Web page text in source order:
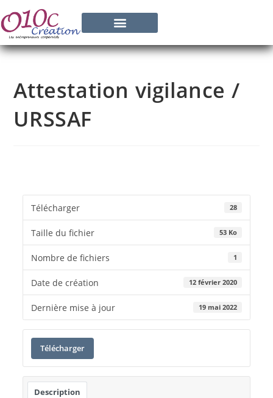
Attestation vigilance /
URSSAF
Télécharger 28
Taille du fichier 53 Ko
Nombre de fichiers 1
Date de création 12 février 2020
Dernière mise à jour 19 mai 2022
Télécharger
Description